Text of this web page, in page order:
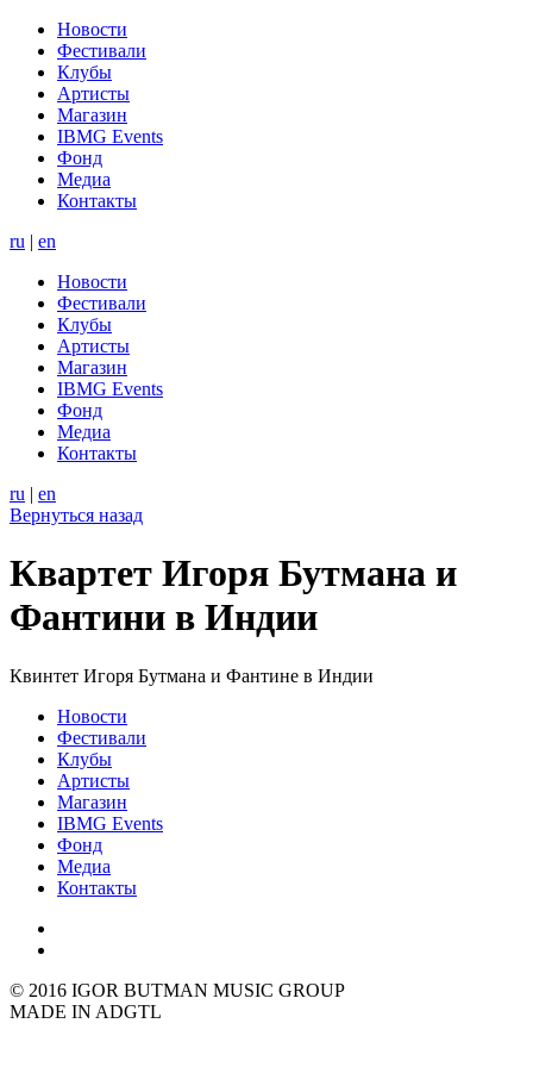
Новости
Фестивали
Клубы
Артисты
Магазин
IBMG Events
Фонд
Медиа
Контакты
ru | en
Новости
Фестивали
Клубы
Артисты
Магазин
IBMG Events
Фонд
Медиа
Контакты
ru | en
Вернуться назад
Квартет Игоря Бутмана и
Фантини в Индии
Квинтет Игоря Бутмана и Фантине в Индии
Новости
Фестивали
Клубы
Артисты
Магазин
IBMG Events
Фонд
Медиа
Контакты
© 2016 IGOR BUTMAN MUSIC GROUP
MADE IN ADGTL